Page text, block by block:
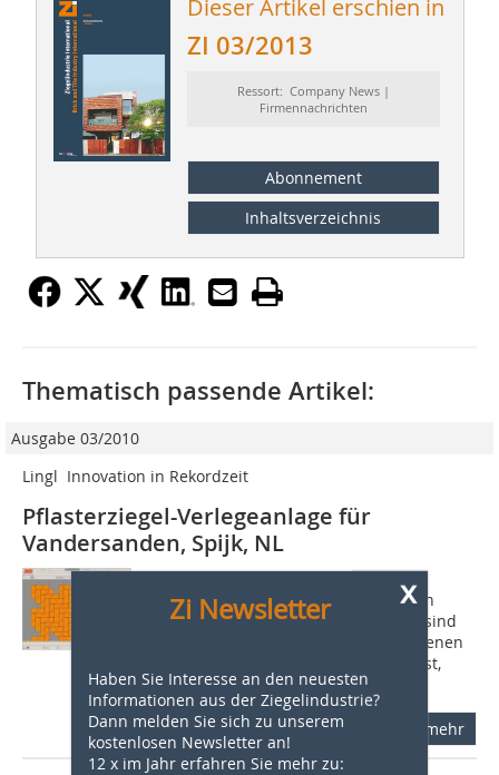
Dieser Artikel erschien in
ZI 03/2013
Ressort: Company News |
Firmennachrichten
Abonnement
Inhaltsverzeichnis
x
Zi Newsletter
Haben Sie Interesse an den neuesten
Informationen aus der Ziegelindustrie?
Dann melden Sie sich zu unserem
kostenlosen Newsletter an!
12 x im Jahr erfahren Sie mehr zu:
Thematisch passende Artikel:
Ausgabe 03/2010
Lingl  Innovation in Rekordzeit
Pflasterziegel-Verlegeanlage für
Vandersanden, Spijk, NL
Arbeitskataloges der Arbeitsinspektion
Hollands ist es beschlossen: Ab 2010 sind
Pflastersteine auf allen Flächen, auf denen
eine maschinelle Verlegung möglich ist,
auch...
mehr